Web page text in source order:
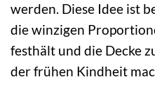
werden. Diese Idee ist
die winzigen
festhält und die Decke
der frühen Kindheit